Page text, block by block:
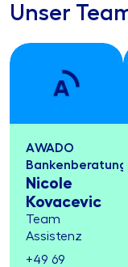
Unser
AWADO
Bankenberatung
Nicole
Kovacevic
Team
Assistenz
+49 69